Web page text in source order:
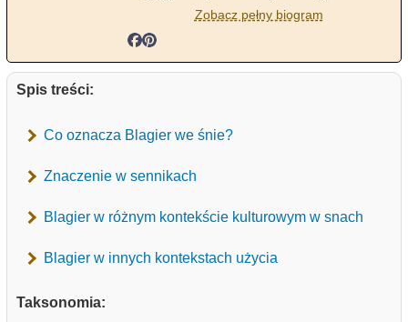
Zobacz pełny biogram
Spis treści:
Co oznacza Blagier we śnie?
Znaczenie w sennikach
Blagier w różnym kontekście kulturowym w snach
Blagier w innych kontekstach użycia
Taksonomia: